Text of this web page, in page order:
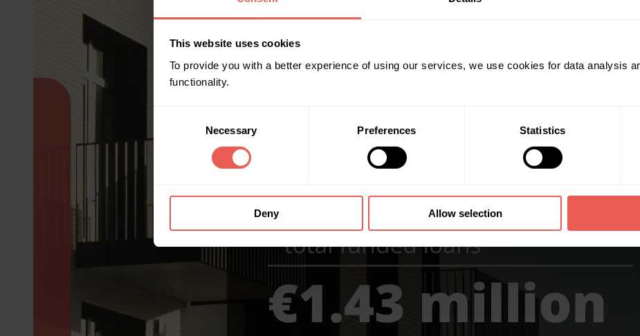
This website uses cookies
To provide you with a better experience of using our services, we use cookies for data analysis
functionality.
Necessary Preferences Statistics
Deny Allow selection